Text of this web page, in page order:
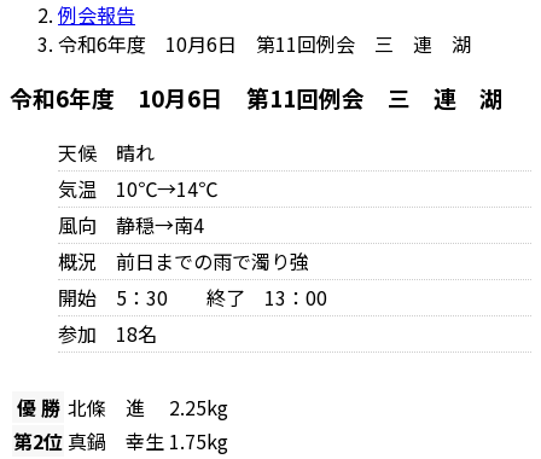
例会報告
令和6年度 10月6日 第11回例会 三 連 湖
令和6年度 10月6日 第11回例会 三 連 湖
天候 晴れ
気温 10℃→14℃
風向 静穏→南4
概況 前日までの雨で濁り強
開始 5：30 終了 13：00
参加 18名
優 勝 北條 進
2.25kg
第2位真鍋 幸生 1.75kg